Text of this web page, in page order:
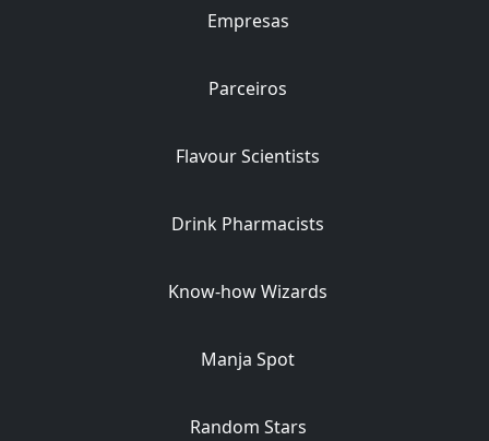
Empresas
Parceiros
Flavour Scientists
Drink Pharmacists
Know-how Wizards
Manja Spot
Random Stars